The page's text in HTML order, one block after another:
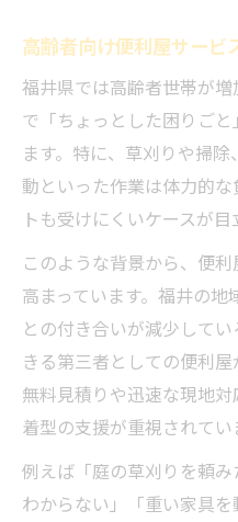
高齢者向け便利屋サービ
福井県では高齢者世帯が
で「ちょっとした困りご
ます。特に、草刈りや掃
動といった作業は体力的
トも受けにくいケースが目
このような背景から、便
高まっています。福井の
との付き合いが減少して
きる第三者としての便利屋
無料見積りや迅速な現地
着型の支援が重視されてい
例えば「庭の草刈りを頼
わからない」「重い家具